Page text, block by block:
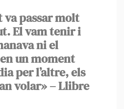
passar molt
El vam tenir i
ni el
un moment
per l’altre, els
volar» – Llibre